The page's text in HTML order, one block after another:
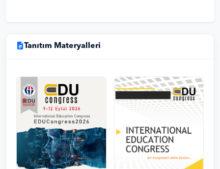
Tanıtım Materyalleri